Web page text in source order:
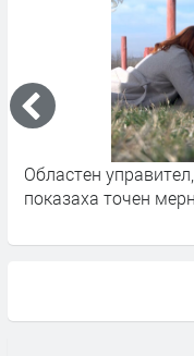
Областен
показаха точен